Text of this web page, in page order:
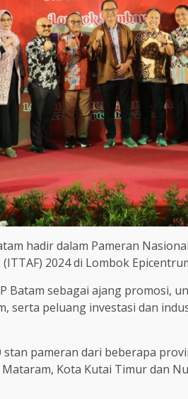
hadir dalam Pameran
2024 di Lombok
Batam sebagai ajang promosi,
serta peluang investasi dan
pameran dari beberapa
Kota Kutai Timur dan